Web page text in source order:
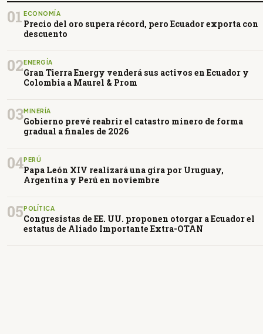
01 ECONOMÍA
Precio del oro supera récord, pero Ecuador exporta con
descuento
02ENERGÍA
Gran Tierra Energy venderá sus activos en Ecuador y
Colombia a Maurel & Prom
03MINERÍA
Gobierno prevé reabrir el catastro minero de forma
gradual a finales de 2026
04PERÚ
Papa León XIV realizará una gira por Uruguay,
Argentina y Perú en noviembre
05POLÍTICA
Congresistas de EE. UU. proponen otorgar a Ecuador el
estatus de Aliado Importante Extra-OTAN